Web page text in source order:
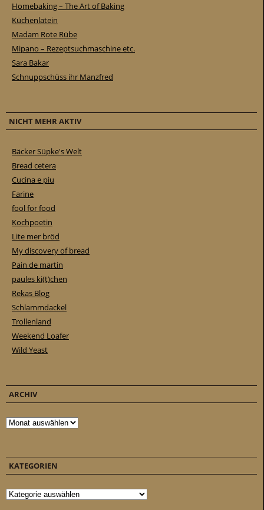
Homebaking – The Art of Baking
Küchenlatein
Madam Rote Rübe
Mipano – Rezeptsuchmaschine etc.
Sara Bakar
Schnuppschüss ihr Manzfred
NICHT MEHR AKTIV
Bäcker Süpke's Welt
Bread cetera
Cucina e piu
Farine
fool for food
Kochpoetin
Lite mer bröd
My discovery of bread
Pain de martin
paules ki(t)chen
Rekas Blog
Schlammdackel
Trollenland
Weekend Loafer
Wild Yeast
ARCHIV
Archiv
KATEGORIEN
Kategorien